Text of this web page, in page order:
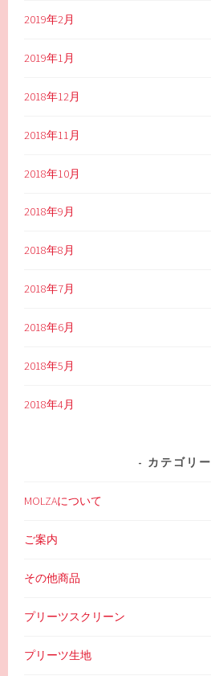
2019年2月
2019年1月
2018年12月
2018年11月
2018年10月
2018年9月
2018年8月
2018年7月
2018年6月
2018年5月
2018年4月
カテゴリー
MOLZAについて
ご案内
その他商品
プリーツスクリーン
プリーツ生地